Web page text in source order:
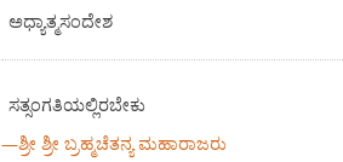
ಅಧ್ಯಾತ್ಮಸಂದೇಶ
ಸತ್ಸಂಗತಿಯಲ್ಲಿರಬೇಕು
—ಶ್ರೀ ಶ್ರೀ ಬ್ರಹ್ಮಚೆತನ್ಯ ಮಹಾರಾಜರು